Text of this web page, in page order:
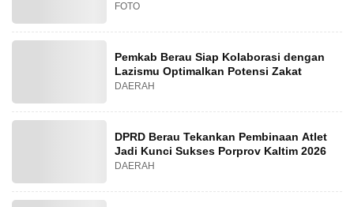
FOTO
Pemkab Berau Siap Kolaborasi dengan
Lazismu Optimalkan Potensi Zakat
DAERAH
DPRD Berau Tekankan Pembinaan Atlet
Jadi Kunci Sukses Porprov Kaltim 2026
DAERAH